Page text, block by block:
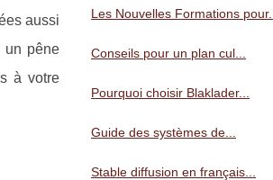
aussi
un pêne
à votre
Les Nouvelles Formations pour...
Conseils pour un plan cul...
Pourquoi choisir Blaklader...
Guide des systèmes de...
Stable diffusion en français...